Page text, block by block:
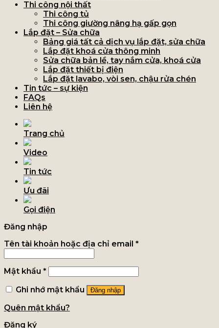
Thi công nội thất
Thi công tủ
Thi công giường nâng hạ gấp gọn
Lắp đặt – Sửa chữa
Bảng giá tất cả dịch vụ lắp đặt, sửa chữa
Lắp đặt khoá cửa thông minh
Sửa chữa bản lề, tay nắm cửa, khoá cửa
Lắp đặt thiết bị điện
Lắp đặt lavabo, vòi sen, chậu rửa chén
Tin tức – sự kiện
FAQs
Liên hệ
Trang chủ
Video
Tin tức
Ưu đãi
Gọi điện
Đăng nhập
Tên tài khoản hoặc địa chỉ email *
Mật khẩu *
Ghi nhớ mật khẩu
Đăng nhập
Quên mật khẩu?
Đăng ký